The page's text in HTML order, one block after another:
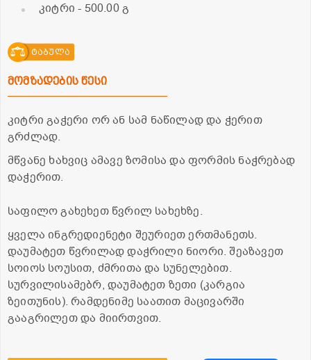
კიტრი- 500.00 გ
ტაბულა
მომზადების წესი
კიტრი გაჭერი ორ ან სამ ნაწილად და ჭერით
გრძლად.
მწვანე ხახვიც ამავე ზომისა და ფორმის ნაჭრებად
დაჭერით.
საფილო გახეხეთ წვრილ სახეხზე.
ყველა ინგრედიენეტი შეურიეთ ერთმანეთს.
დაუმატეთ წვრილად დაჭრილი ნიორი. შეაზავეთ
სოიოს სოუსით, ძმრითა და სუნელებით.
სურვილისამებრ, დაუმატეთ ზეთი (კარგია
ზეითუნის). რამდენიმე საათით მაცივარში
გააგრილეთ და მიირთვით.